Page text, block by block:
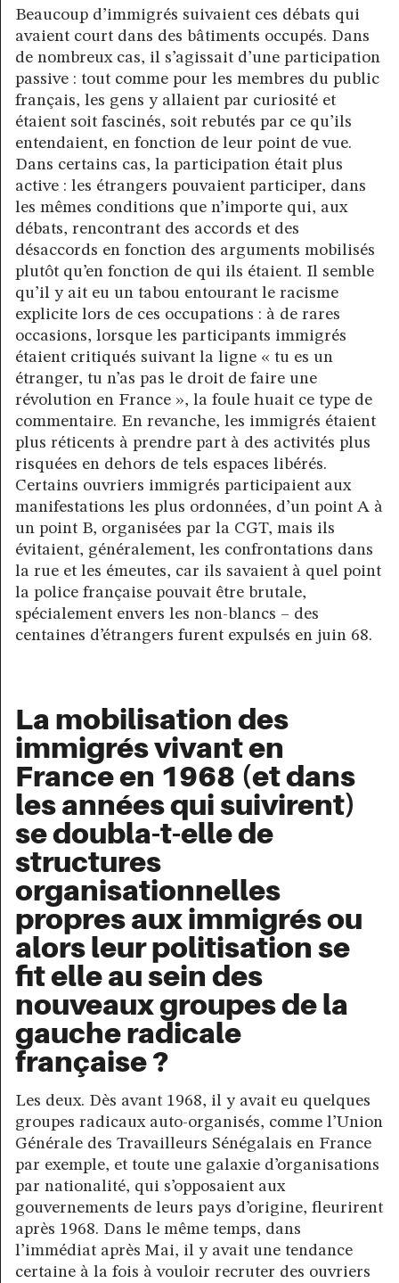
Beaucoup d’immigrés suivaient ces débats qui
avaient court dans des bâtiments occupés. Dans
de nombreux cas, il s’agissait d’une participation
passive : tout comme pour les membres du public
français, les gens y allaient par curiosité et
étaient soit fascinés, soit rebutés par ce qu’ils
entendaient, en fonction de leur point de vue.
Dans certains cas, la participation était plus
active : les étrangers pouvaient participer, dans
les mêmes conditions que n’importe qui, aux
débats, rencontrant des accords et des
désaccords en fonction des arguments mobilisés
plutôt qu’en fonction de qui ils étaient. Il semble
qu’il y ait eu un tabou entourant le racisme
explicite lors de ces occupations : à de rares
occasions, lorsque les participants immigrés
étaient critiqués suivant la ligne « tu es un
étranger, tu n’as pas le droit de faire une
révolution en France », la foule huait ce type de
commentaire. En revanche, les immigrés étaient
plus réticents à prendre part à des activités plus
risquées en dehors de tels espaces libérés.
Certains ouvriers immigrés participaient aux
manifestations les plus ordonnées, d’un point A à
un point B, organisées par la CGT, mais ils
évitaient, généralement, les confrontations dans
la rue et les émeutes, car ils savaient à quel point
la police française pouvait être brutale,
spécialement envers les non-blancs – des
centaines d’étrangers furent expulsés en juin 68.
La mobilisation des
immigrés vivant en
France en 1968 (et dans
les années qui suivirent)
se doubla-t-elle de
structures
organisationnelles
propres aux immigrés ou
alors leur politisation se
fit elle au sein des
nouveaux groupes de la
gauche radicale
française ?
Les deux. Dès avant 1968, il y avait eu quelques
groupes radicaux auto-organisés, comme l’Union
Générale des Travailleurs Sénégalais en France
par exemple, et toute une galaxie d’organisations
par nationalité, qui s’opposaient aux
gouvernements de leurs pays d’origine, fleurirent
après 1968. Dans le même temps, dans
l’immédiat après Mai, il y avait une tendance
certaine à la fois à vouloir recruter des ouvriers